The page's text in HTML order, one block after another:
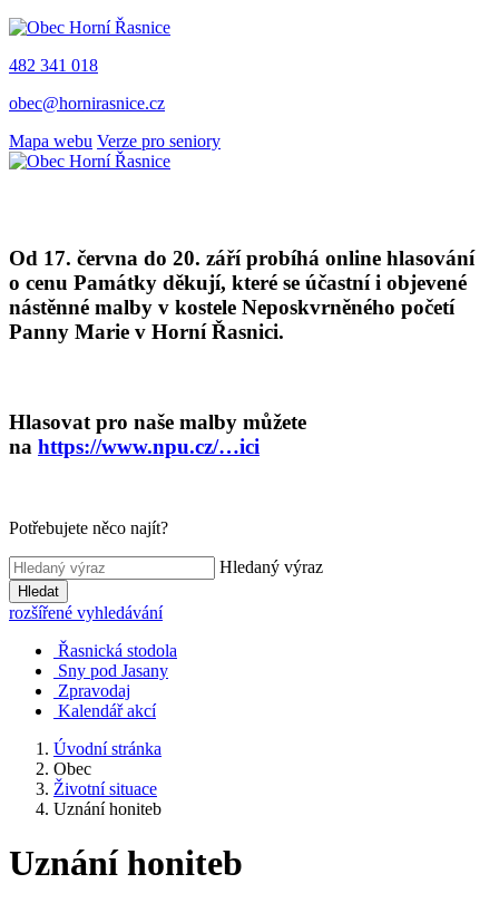
482 341 018
obec@hornirasnice.cz
Mapa webu Verze pro seniory
Od 17. června do 20. září probíhá online hlasování
o cenu Památky děkují, které se účastní i objevené
nástěnné malby v kostele Neposkvrněného početí
Panny Marie v Horní Řasnici.
Hlasovat pro naše malby můžete
na https://www.npu.cz/…ici
Potřebujete něco najít?
Hledaný výraz
Hledat
rozšířené vyhledávání
Řasnická stodola
Sny pod Jasany
Zpravodaj
Kalendář akcí
Úvodní stránka
Obec
Životní situace
Uznání honiteb
Uznání honiteb